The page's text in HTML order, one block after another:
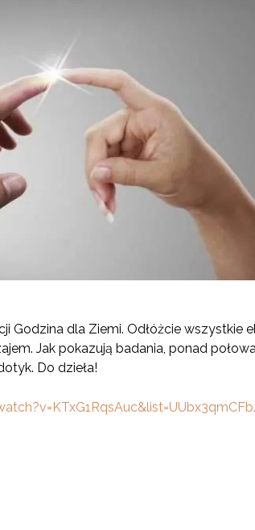
Godzina dla Ziemi. Odłóżcie wszystkie
Jak pokazują badania, ponad
Do dzieła!